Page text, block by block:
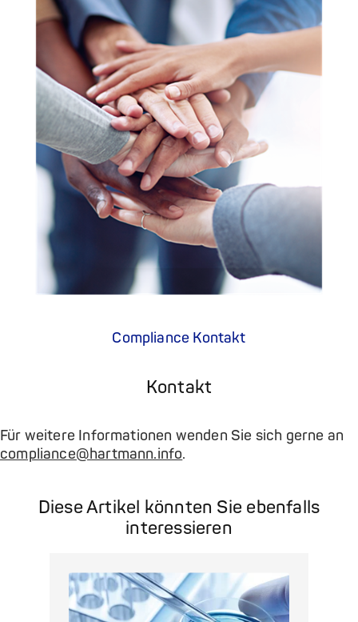
Kontakt
Compliance Kontakt
Für weitere Informationen wenden Sie sich gerne an
compliance@hartmann.info.
Diese Artikel könnten Sie ebenfalls
interessieren